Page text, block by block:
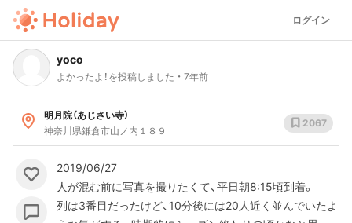
ログイン
yoco
よかったよ！を投稿しました 7年前
明月院（あじさい寺）
神奈川県鎌倉市山ノ内１８９
2067
2019/06/27
人が混む前に写真を撮りたくて、平日朝8:15頃到着。
列は3番目だったけど、10分後には20人近く並んでいたよ